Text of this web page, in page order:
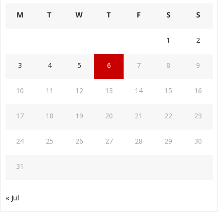
M T W T F S S
1 2
3 4 5 6 7 8 9
10 11 12 13 14 15 16
17 18 19 20 21 22 23
24 25 26 27 28 29 30
31
« Jul